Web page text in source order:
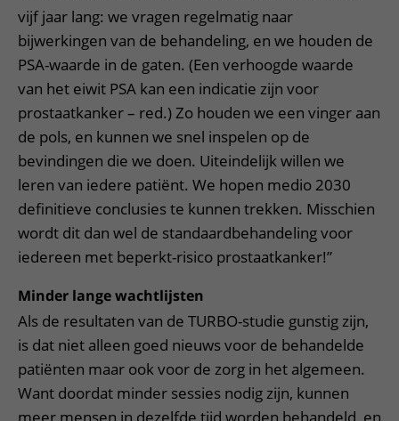
vijf jaar lang: we vragen regelmatig naar
bijwerkingen van de behandeling, en we houden de
PSA-waarde in de gaten. (Een verhoogde waarde
van het eiwit PSA kan een indicatie zijn voor
prostaatkanker – red.) Zo houden we een vinger aan
de pols, en kunnen we snel inspelen op de
bevindingen die we doen. Uiteindelijk willen we
leren van iedere patiënt. We hopen medio 2030
definitieve conclusies te kunnen trekken. Misschien
wordt dit dan wel de standaardbehandeling voor
iedereen met beperkt-risico prostaatkanker!”
Minder lange wachtlijsten
Als de resultaten van de TURBO-studie gunstig zijn,
is dat niet alleen goed nieuws voor de behandelde
patiënten maar ook voor de zorg in het algemeen.
Want doordat minder sessies nodig zijn, kunnen